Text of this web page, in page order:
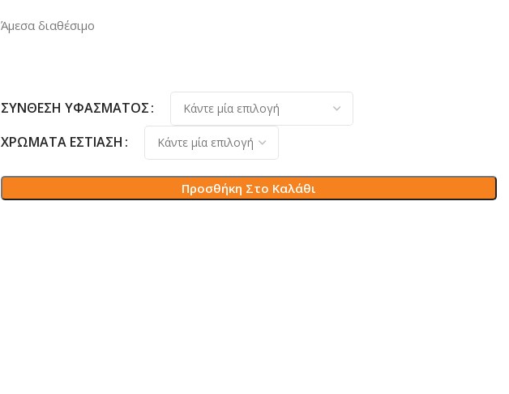
Άμεσα διαθέσιμο
ΣΎΝΘΕΣΗ ΥΦΆΣΜΑΤΟΣ
ΧΡΏΜΑΤΑ ΕΣΤΊΑΣΗ
Προσθήκη Στο Καλάθι